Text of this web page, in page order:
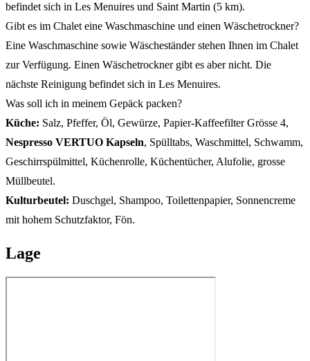
befindet sich in Les Menuires und Saint Martin (5 km).
Gibt es im Chalet eine Waschmaschine und einen Wäschetrockner?
Eine Waschmaschine sowie Wäscheständer stehen Ihnen im Chalet
zur Verfügung. Einen Wäschetrockner gibt es aber nicht. Die
nächste Reinigung befindet sich in Les Menuires.
Was soll ich in meinem Gepäck packen?
Küche: Salz, Pfeffer, Öl, Gewürze, Papier-Kaffeefilter Grösse 4,
Nespresso VERTUO Kapseln, Spülltabs, Waschmittel, Schwamm,
Geschirrspülmittel, Küchenrolle, Küchentücher, Alufolie, grosse
Müllbeutel.
Kulturbeutel: Duschgel, Shampoo, Toilettenpapier, Sonnencreme
mit hohem Schutzfaktor, Fön.
Lage